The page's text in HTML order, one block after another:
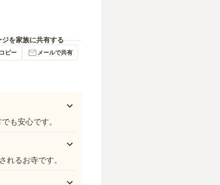
ジを家族に共有する
ピー メールで共有
も安心です。
れるお寺です。